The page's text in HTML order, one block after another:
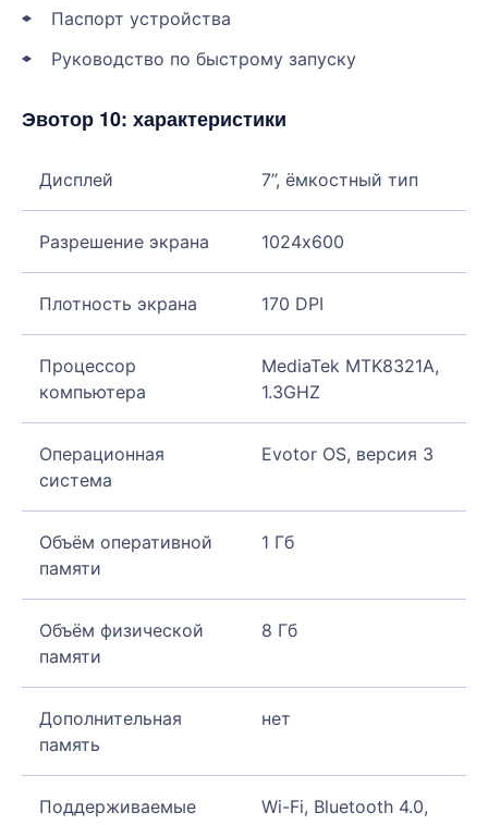
Паспорт устройства
Руководство по быстрому запуску
Эвотор 10: характеристики
Дисплей 7”, ёмкостный тип
Разрешение экрана 1024х600
Плотность экрана 170 DPI
Процессор
компьютера
MediaTek MTK8321A,
1.3GHZ
Операционная
система
Evotor OS, версия 3
Объём оперативной
памяти
1 Гб
Объём физической
памяти
8 Гб
Дополнительная
память
нет
Поддерживаемые
Wi-Fi, Bluetooth 4.0,